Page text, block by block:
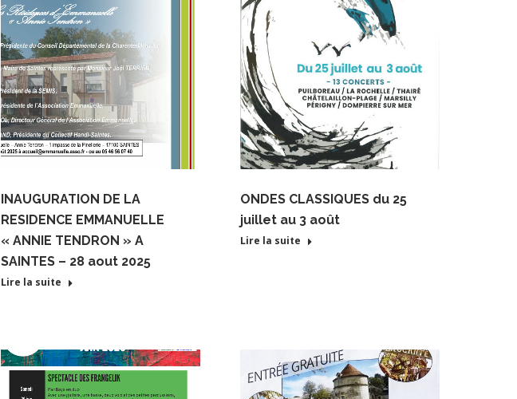
INAUGURATION DE LA
RESIDENCE EMMANUELLE
« ANNIE TENDRON » A
SAINTES – 28 aout 2025
Lire la suite
ONDES CLASSIQUES du 25
juillet au 3 août
Lire la suite